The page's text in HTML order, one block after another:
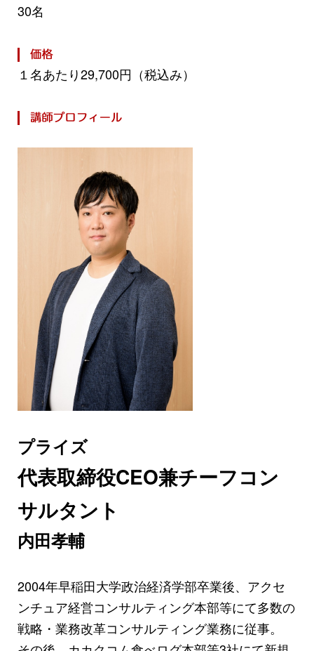
30名
１名あたり29,700円（税込み）
プライズ
代表取締役CEO兼チーフコン
サルタント
内田孝輔
2004年早稲田大学政治経済学部卒業後、アクセ
ンチュア経営コンサルティング本部等にて多数の
戦略・業務改革コンサルティング業務に従事。